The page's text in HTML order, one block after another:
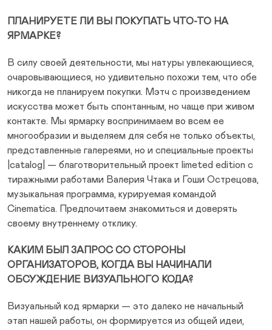
ПЛАНИРУЕТЕ ЛИ ВЫ ПОКУПАТЬ ЧТО-ТО НА
ЯРМАРКЕ?
В силу своей деятельности, мы натуры увлекающиеся,
очаровывающиеся, но удивительно похожи тем, что обе
никогда не планируем покупки. Мэтч с произведением
искусства может быть спонтанным, но чаще при живом
контакте. Мы ярмарку воспринимаем во всем ее
многообразии и выделяем для себя не только объекты,
представленные галереями, но и специальные проекты
|catalog| — благотворительный проект limeted edition с
тиражными работами Валерия Чтака и Гоши Острецова,
музыкальная программа, курируемая командой
Cinematica. Предпочитаем знакомиться и доверять
своему внутреннему отклику.
КАКИМ БЫЛ ЗАПРОС СО СТОРОНЫ
ОРГАНИЗАТОРОВ, КОГДА ВЫ НАЧИНАЛИ
ОБСУЖДЕНИЕ ВИЗУАЛЬНОГО КОДА?
Визуальный код ярмарки — это далеко не начальный
этап нашей работы, он формируется из общей идеи,